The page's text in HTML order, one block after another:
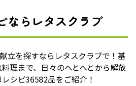
ならレタスクラブ
立を探すならレタスクラブで！基
理まで、日々のへとへとから解放
シピ36582品をご紹介！